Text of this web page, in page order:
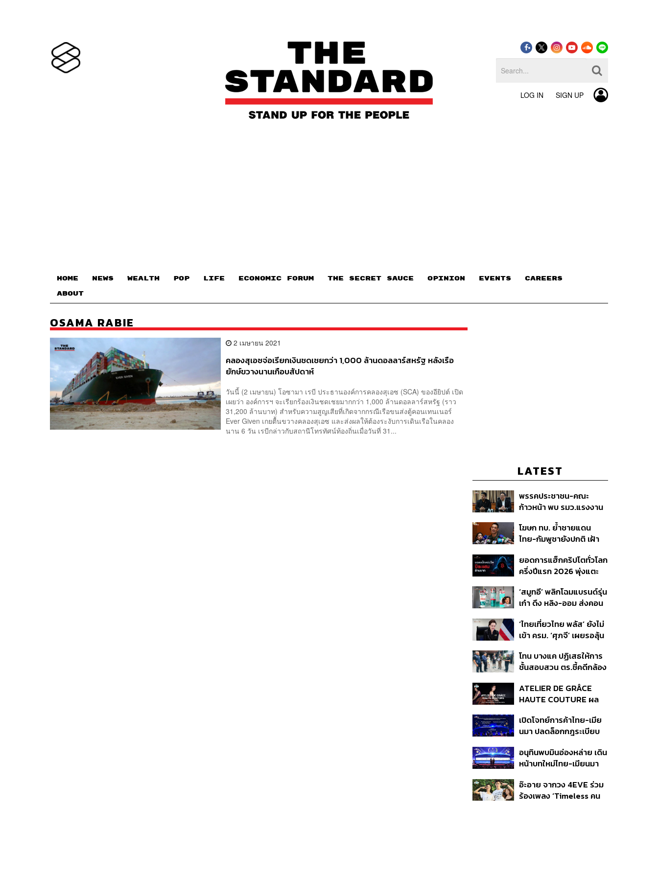
LOG IN SIGN UP
HOME NEWS WEALTH POP LIFE ECONOMIC FORUM THE SECRET SAUCE​ OPINION EVENTS CAREERS
ABOUT
OSAMA RABIE
2 เมษายน 2021
คลองสุเอซจ่อเรียกเงินชดเชยกว่า 1,000 ล้านดอลลาร์สหรัฐ หลังเรือ
ยักษ์ขวางนานเกือบสัปดาห์
วันนี้ (2 เมษายน) โอซามา เรบี ประธานองค์การคลองสุเอซ (SCA) ของอียิปต์ เปิด
เผยว่า องค์การฯ จะเรียกร้องเงินชดเชยมากกว่า 1,000 ล้านดอลลาร์สหรัฐ (ราว
31,200 ล้านบาท) สำหรับความสูญเสียที่เกิดจากกรณีเรือขนส่งตู้คอนเทนเนอร์
Ever Given เกยตื้นขวางคลองสุเอซ และส่งผลให้ต้องระงับการเดินเรือในคลอง
นาน 6 วัน เรบีกล่าวกับสถานีโทรทัศน์ท้องถิ่นเมื่อวันที่ 31...
LATEST
พรรคประชาชน-คณะ
ก้าวหน้า พบ รมว.แรงงาน
เบอร์รีฟินแลนด์
โฆษก ทบ. ย้ำชายแดน
ไทย-กัมพูชายังปกติ เฝ้า
ไม่เสียเปรียบเวทีโลก หลัง
กัมพูชายื่น UN รับรอง
ยอดการแฮ็กคริปโตทั่วโลก
ครึ่งปีแรก 2026 พุ่งแตะ
‘สมูทอี’ พลิกโฉมแบรนด์รุ่น
เก๋า ดึง หลิง-ออม ส่งคอน
สกินแคร์ชะลอตัว
‘ไทยเที่ยวไทย พลัส’ ยังไม่
เข้า ครม. ‘ศุภจี’ เผยรอลุ้น
กระจุกตัว
โทน บางแค ปฏิเสธให้การ
ชั้นสอบสวน ตร.ชี้คดีกล้อง
40 ราย ไม่เกี่ยวคดีมาดาม
เก่ง
ATELIER DE GRÂCE
HAUTE COUTURE ผล
ดีไซเนอร์ระดับตำนานของ
ประเทศไทย
เปิดโจทย์การค้าไทย-เมีย
นมา ปลดล็อกกฎระเบียบ
มั่นนักลงทุน ทำอย่างไร?
อนุทินพบมินอ่องหล่าย เดิน
หน้าบทใหม่ไทย-เมียนมา
การค้า-การลงทุน
อ๊ะอาย จากวง 4EVE ร่วม
ร้องเพลง ‘Timeless คน